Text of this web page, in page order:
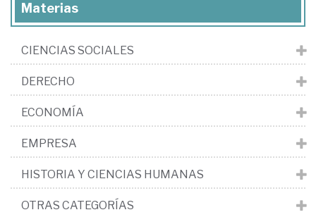
Materias
CIENCIAS SOCIALES
DERECHO
ECONOMÍA
EMPRESA
HISTORIA Y CIENCIAS HUMANAS
OTRAS CATEGORÍAS